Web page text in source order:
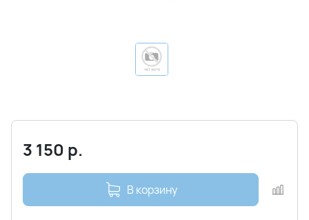
3 150 р.
В корзину